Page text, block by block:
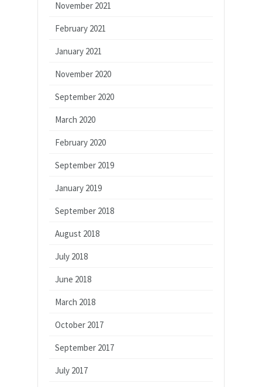
November 2021
February 2021
January 2021
November 2020
September 2020
March 2020
February 2020
September 2019
January 2019
September 2018
August 2018
July 2018
June 2018
March 2018
October 2017
September 2017
July 2017